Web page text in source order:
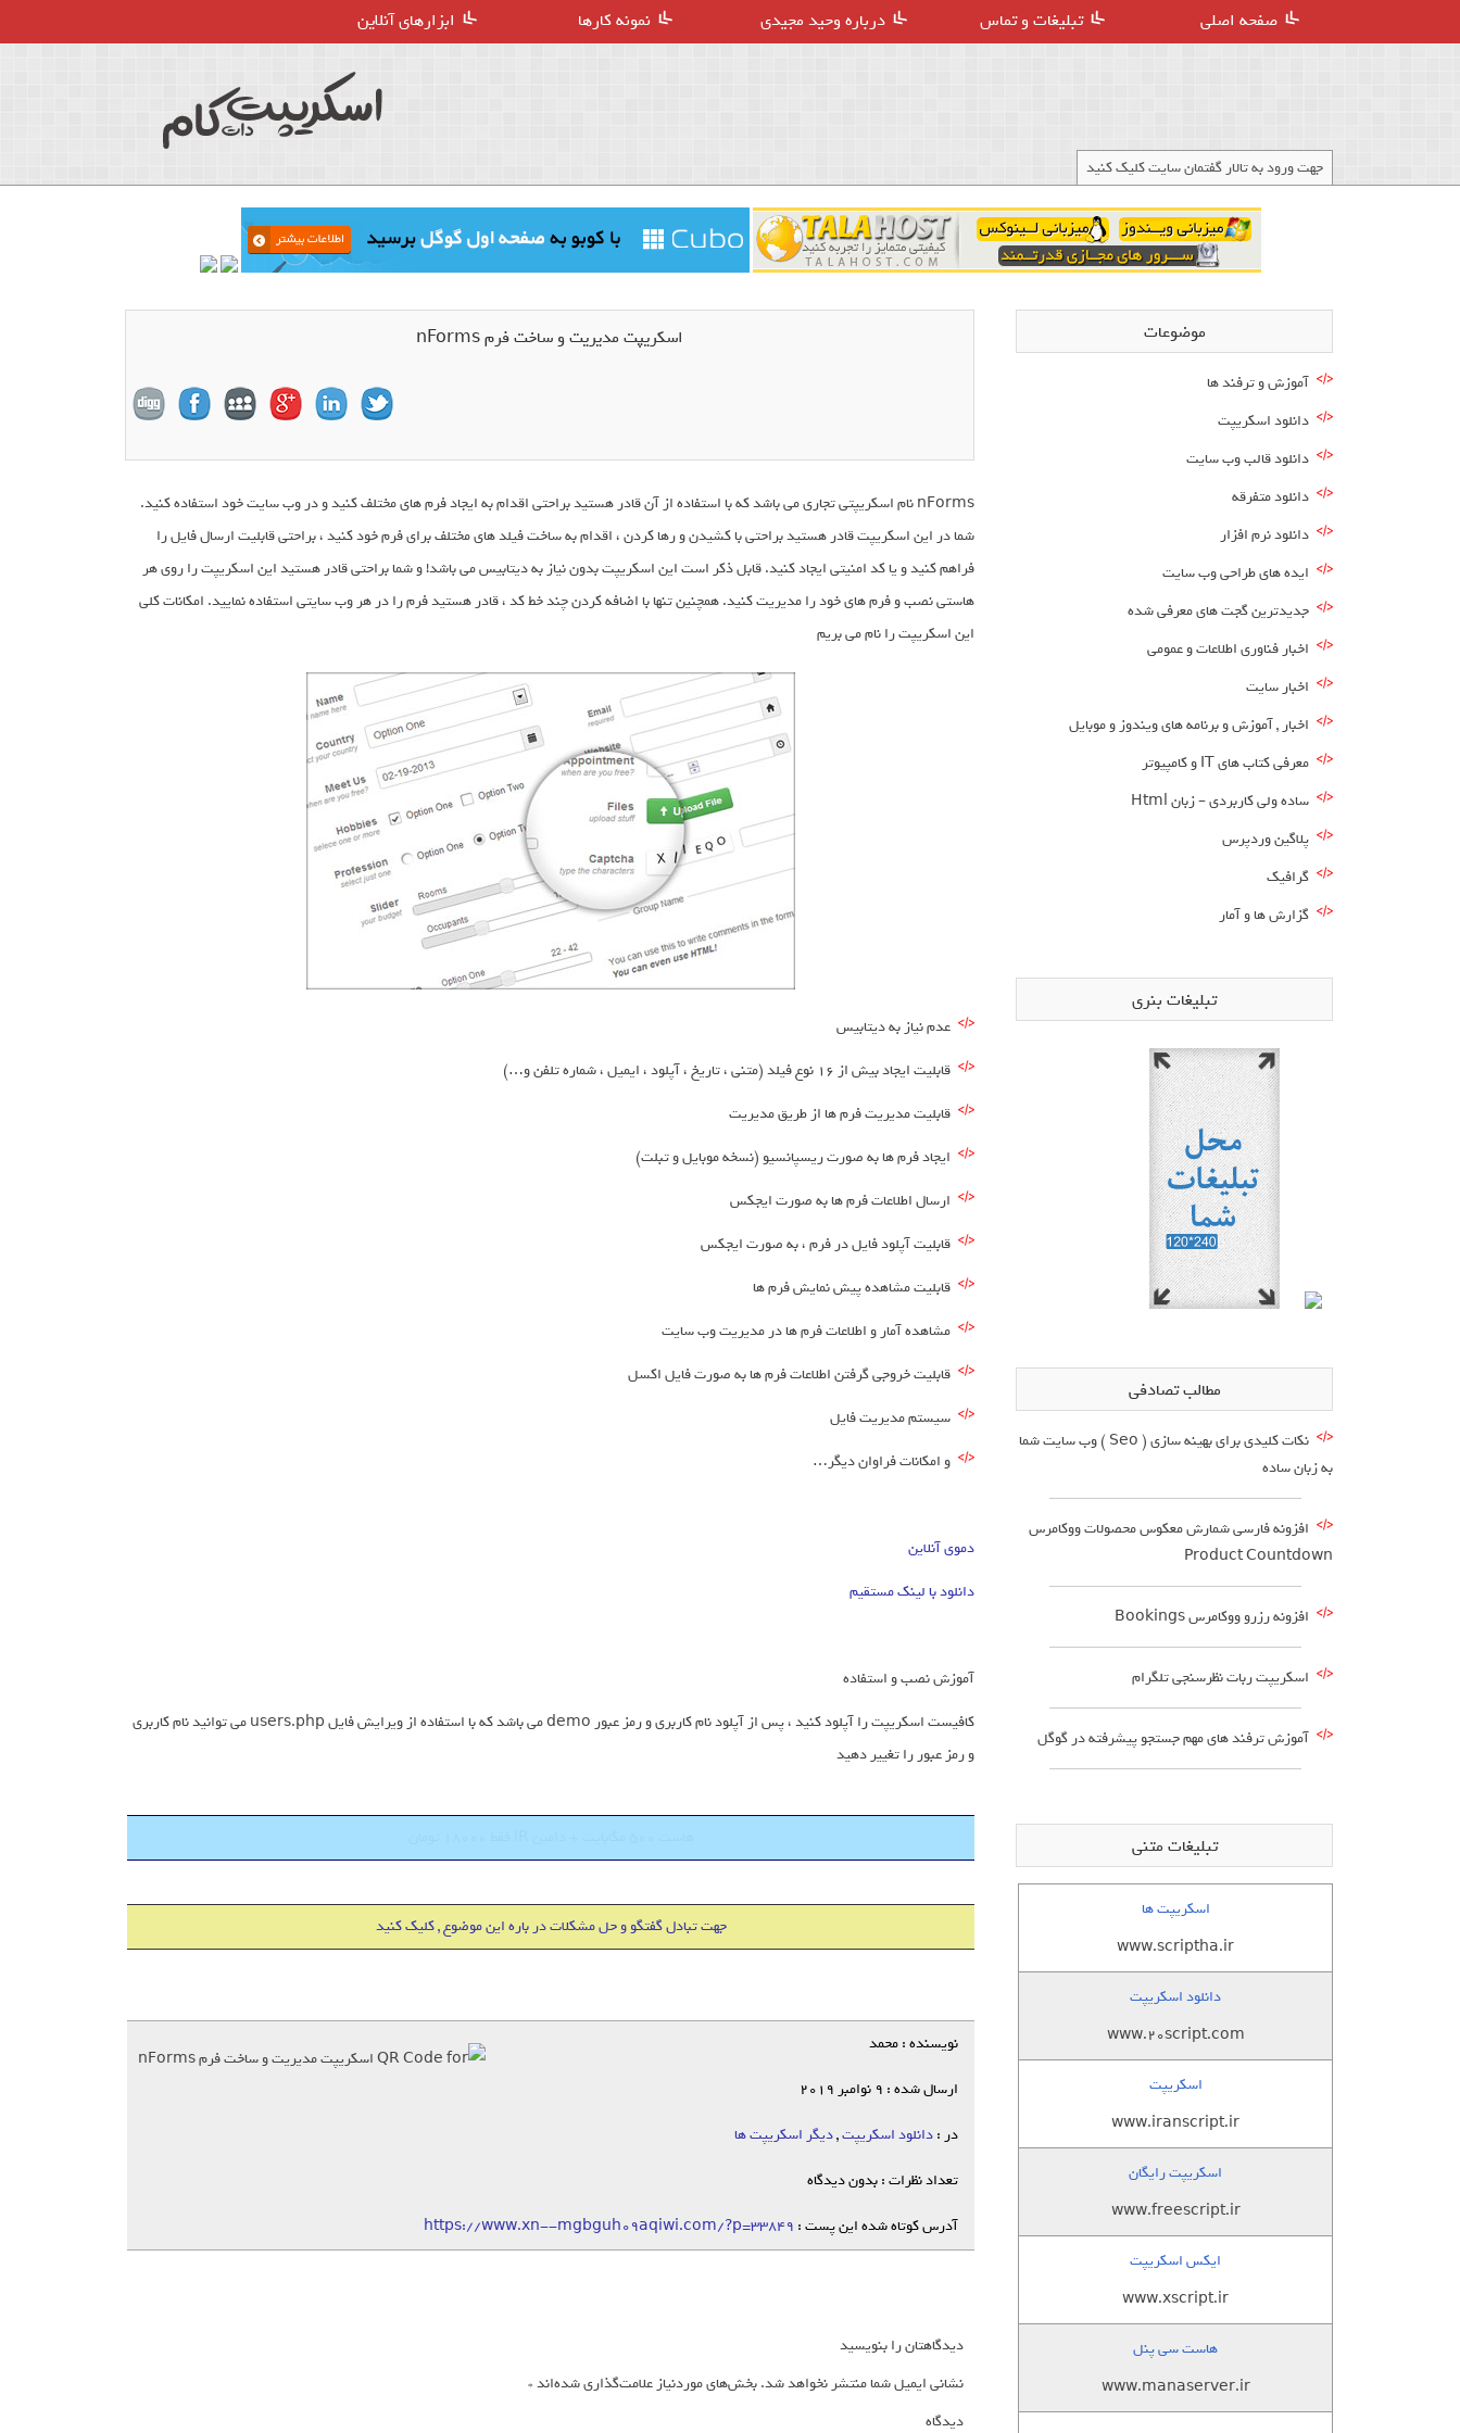
صفحه اصلی تبلیغات و تماس درباره وحید مجیدی نمونه کارها ابزارهای آنلاین
جهت ورود به تالار گفتمان سایت کلیک کنید
اسکریپت مدیریت و ساخت فرم nForms
nForms نام اسکریپتی تجاری می باشد که با استفاده از آن قادر هستید براحتی اقدام به ایجاد فرم های مختلف کنید و در وب سایت خود استفاده کنید.
شما در این اسکریپت قادر هستید براحتی با کشیدن و رها کردن ، اقدام به ساخت فیلد های مختلف برای فرم خود کنید ، براحتی قابلیت ارسال فایل را
فراهم کنید و یا کد امنیتی ایجاد کنید. قابل ذکر است این اسکریپت بدون نیاز به دیتابیس می باشد! و شما براحتی قادر هستید این اسکریپت را روی هر
هاستی نصب و فرم های خود را مدیریت کنید. همچنین تنها با اضافه کردن چند خط کد ، قادر هستید فرم را در هر وب سایتی استفاده نمایید. امکانات کلی
این اسکریپت را نام می بریم
عدم نیاز به دیتابیس
قابلیت ایجاد بیش از 16 نوع فیلد (متنی ، تاریخ ، آپلود ، ایمیل ، شماره تلفن و…)
قابلیت مدیریت فرم ها از طریق مدیریت
ایجاد فرم ها به صورت ریسپانسیو (نسخه موبایل و تبلت)
ارسال اطلاعات فرم ها به صورت ایجکس
قابلیت آپلود فایل در فرم ، به صورت ایجکس
قابلیت مشاهده پیش نمایش فرم ها
مشاهده آمار و اطلاعات فرم ها در مدیریت وب سایت
قابلیت خروجی گرفتن اطلاعات فرم ها به صورت فایل اکسل
سیستم مدیریت فایل
و امکانات فراوان دیگر…
دموی آنلاین
دانلود با لینک مستقیم
آموزش نصب و استفاده
کافیست اسکریپت را آپلود کنید ، پس از آپلود نام کاربری و رمز عبور demo می باشد که با استفاده از ویرایش فایل users.php می توانید نام کاربری
و رمز عبور را تغییر دهید
جهت تبادل گفتگو و حل مشکلات در باره این موضوع , کلیک کنید
نویسنده : محمد
ارسال شده : 9 نوامبر 2019
در :دانلود اسکریپت,دیگر اسکریپت ها
تعداد نظرات : بدون دیدگاه
آدرس کوتاه شده این پست : https://www.xn--mgbguh09aqiwi.com/?p=33849
دیدگاهتان را بنویسید
نشانی ایمیل شما منتشر نخواهد شد.بخش‌های موردنیاز علامت‌گذاری شده‌اند*
دیدگاه
موضوعات
آموزش و ترفند ها
دانلود اسکریپت
دانلود قالب وب سایت
دانلود متفرقه
دانلود نرم افزار
ایده های طراحی وب سایت
جدیدترین گجت های معرفی شده
اخبار فناوری اطلاعات و عمومی
اخبار سایت
اخبار , آموزش و برنامه های ویندوز و موبایل
معرفی کتاب های IT و کامپیوتر
ساده ولی کاربردی – زبان Html
پلاگین وردپرس
گرافیک
گزارش ها و آمار
تبلیغات بنری
مطالب تصادفی
نکات کلیدی برای بهینه سازی ( Seo ) وب سایت شما
به زبان ساده
افزونه فارسی شمارش معکوس محصولات ووکامرس
Product Countdown
افزونه رزرو ووکامرس Bookings
اسکریپت ربات نظرسنجی تلگرام
آموزش ترفند های مهم جستجو پیشرفته در گوگل
تبلیغات متنی
اسکریپت ها
www.scriptha.ir
دانلود اسکریپت
www.20script.com
اسکریپت
www.iranscript.ir
اسکریپت رایگان
www.freescript.ir
ایکس اسکریپت
www.xscript.ir
هاست سی پنل
www.manaserver.ir